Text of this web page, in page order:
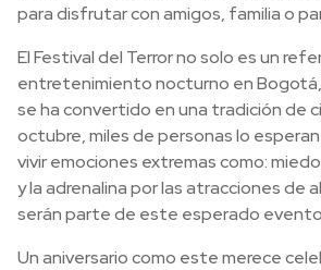
para disfrutar con amigos, familia o
El Festival del Terror no solo es un
entretenimiento nocturno en
se ha convertido en una tradición de
octubre, miles de personas lo
vivir emociones extremas como:
y la adrenalina por las atracciones de
serán parte de este esperado
Un aniversario como este merece